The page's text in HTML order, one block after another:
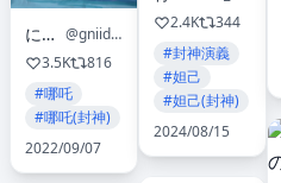
にーだ
@gniidan1
3.5K
816
#哪吒
#哪吒(封神)
2022/09/07
2.4K
344
#封神演義
#妲己
#妲己(封神)
2024/08/15